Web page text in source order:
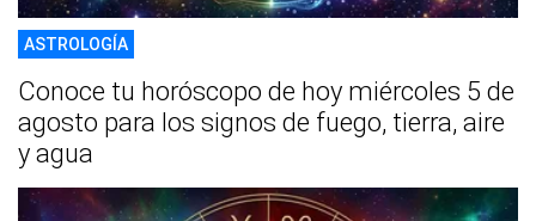
ASTROLOGÍA
Conoce tu horóscopo de hoy miércoles 5 de
agosto para los signos de fuego, tierra, aire
y agua